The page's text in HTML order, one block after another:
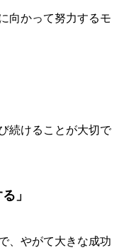
向かって努力するモ
続けることが大切で
」
、やがて大きな成功